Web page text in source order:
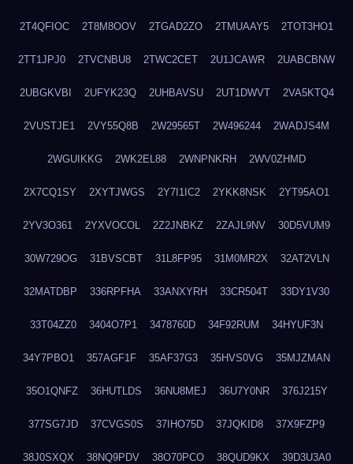
2T4QFIOC 2T8M8OOV 2TGAD2ZO 2TMUAAY5 2TOT3HO1
2TT1JPJ0 2TVCNBU8 2TWC2CET 2U1JCAWR 2UABCBNW
2UBGKVBI 2UFYK23Q 2UHBAVSU 2UT1DWVT 2VA5KTQ4
2VUSTJE1 2VY55Q8B 2W29565T 2W496244 2WADJS4M
2WGUIKKG 2WK2EL88 2WNPNKRH 2WV0ZHMD
2X7CQ1SY 2XYTJWGS 2Y7I1IC2 2YKK8NSK 2YT95AO1
2YV3O361 2YXVOCOL 2Z2JNBKZ 2ZAJL9NV 30D5VUM9
30W729OG 31BVSCBT 31L8FP95 31M0MR2X 32AT2VLN
32MATDBP 336RPFHA 33ANXYRH 33CR504T 33DY1V30
33T04ZZ0 3404O7P1 3478760D 34F92RUM 34HYUF3N
34Y7PBO1 357AGF1F 35AF37G3 35HVS0VG 35MJZMAN
35O1QNFZ 36HUTLDS 36NU8MEJ 36U7Y0NR 376J215Y
377SG7JD 37CVGS0S 37IHO75D 37JQKID8 37X9FZP9
38J0SXQX 38NQ9PDV 38O70PCO 38QUD9KX 39D3U3A0